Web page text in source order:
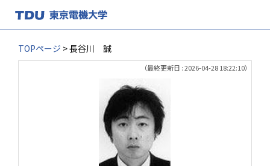
TOPページ > 長谷川 誠
（最終更新日 : 2026-04-28 18:22:10）